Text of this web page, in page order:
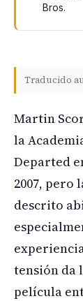
Bros.
Traducido
Martin
la
Departed
2007,
descrito
tensión da
película